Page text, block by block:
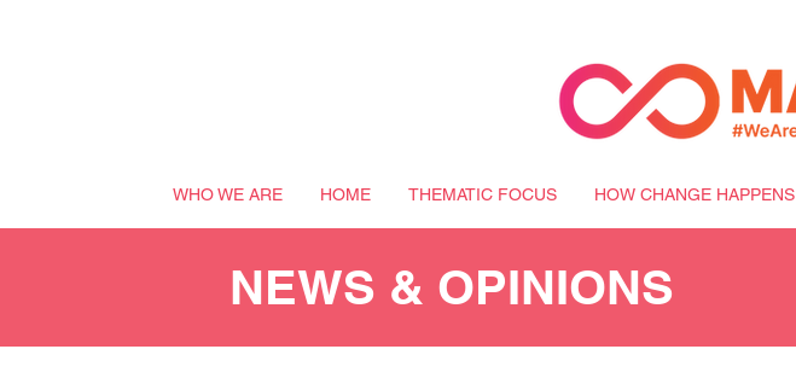
WHO WE ARE HOME THEMATIC FOCUS HOW CHANGE HAPPENS
NEWS & OPINIONS